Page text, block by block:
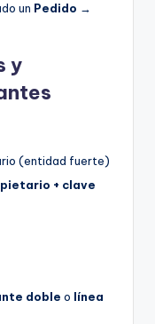
un Pedido →
y
(entidad fuerte)
+ clave
doble o línea